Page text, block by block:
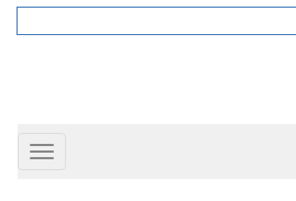
Toggle
navigation